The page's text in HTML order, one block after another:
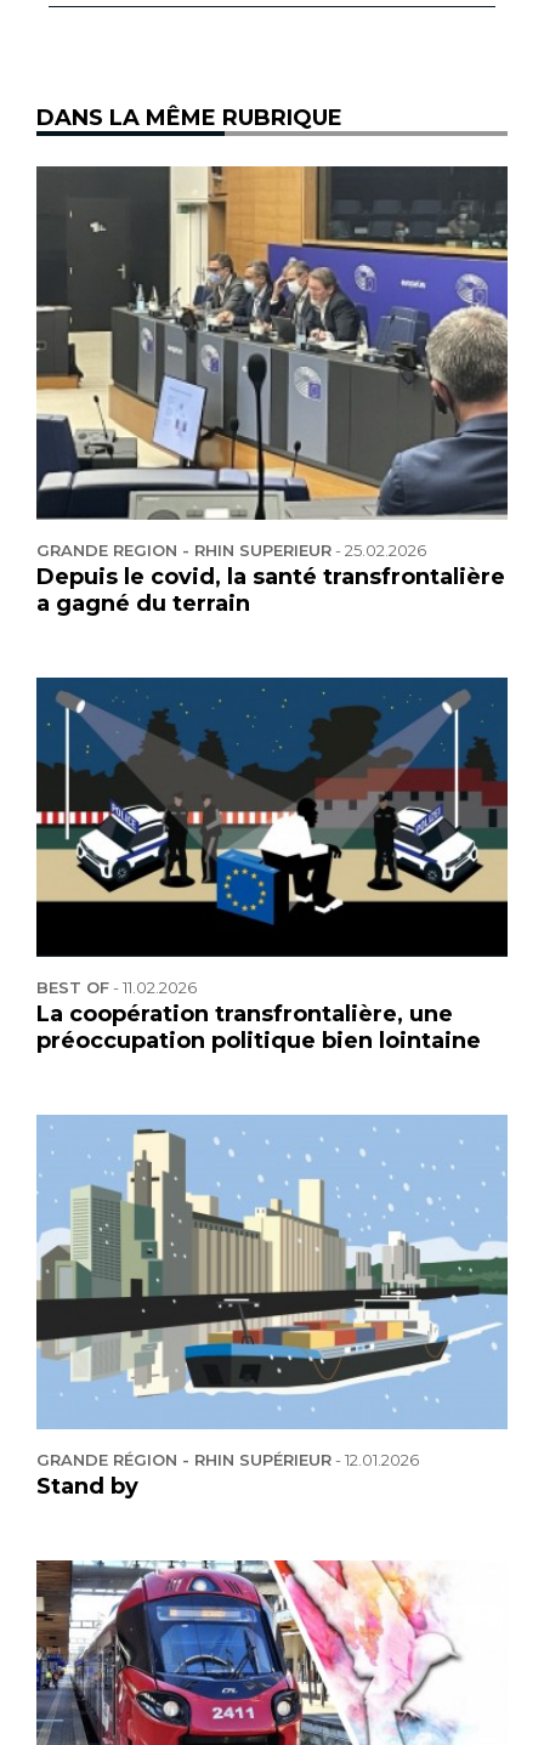
DANS LA MÊME RUBRIQUE
GRANDE REGION - RHIN SUPERIEUR-25.02.2026
Depuis le covid, la santé transfrontalière
a gagné du terrain
BEST OF-11.02.2026
La coopération transfrontalière, une
préoccupation politique bien lointaine
GRANDE RÉGION - RHIN SUPÉRIEUR-12.01.2026
Stand by